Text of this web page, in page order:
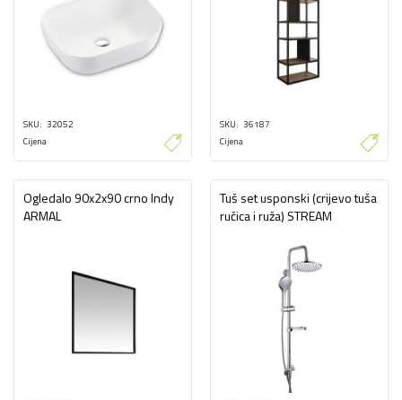
SKU 32052
Cijena
SKU 36187
Cijena
Ogledalo 90x2x90 crno Indy
ARMAL
Tuš set usponski (crijevo tuša
ručica i ruža) STREAM